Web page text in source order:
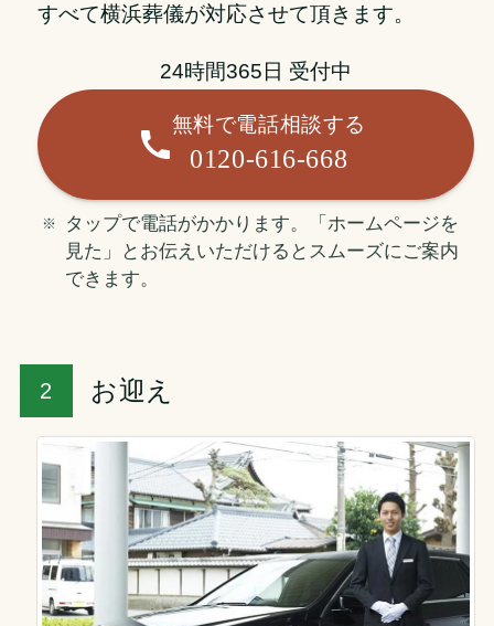
すべて横浜葬儀が対応させて頂きます。
24時間365日 受付中
無料で電話相談する
0120-616-668
タップで電話がかかります。「ホームページを
見た」とお伝えいただけるとスムーズにご案内
できます。
お迎え